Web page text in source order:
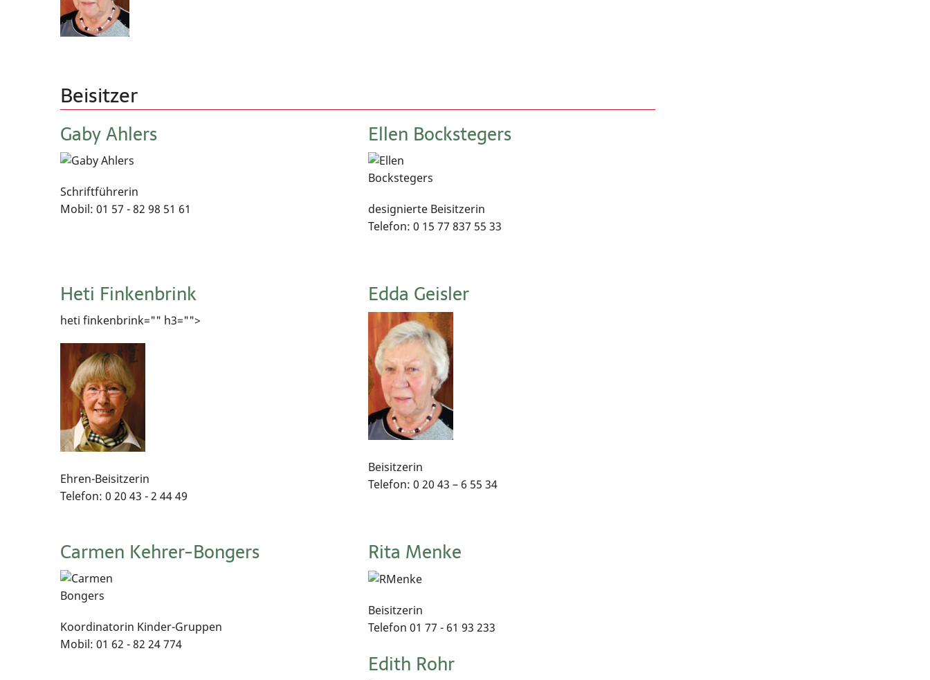
Beisitzer
Gaby Ahlers
Schriftführerin
Mobil: 01 57 - 82 98 51 61
Ellen Bockstegers
designierte Beisitzerin
Telefon: 0 15 77 837 55 33
Heti Finkenbrink
heti finkenbrink="" h3="">
Ehren-Beisitzerin
Telefon: 0 20 43 - 2 44 49
Edda Geisler
Beisitzerin
Telefon: 0 20 43 – 6 55 34
Carmen Kehrer-Bongers
Koordinatorin Kinder-Gruppen
Mobil: 01 62 - 82 24 774
Rita Menke
Beisitzerin
Telefon 01 77 - 61 93 233
Edith Rohr